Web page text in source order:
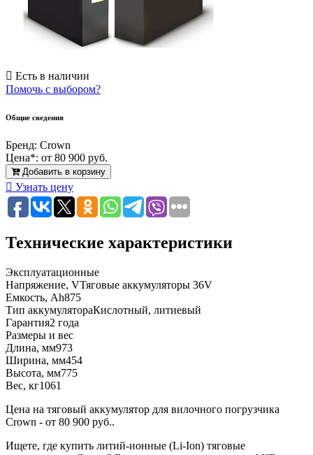
Есть в наличии
Помочь с выбором?
Общие сведения
Бренд: Crown
Цена*: от 80 900 руб.
Добавить в корзину
Узнать цену
Технические характеристики
Эксплуатационные
Напряжение, VТяговые аккумуляторы 36V
Емкость, Ah875
Тип аккумулятораКислотный, литиевый
Гарантия2 года
Размеры и вес
Длина, мм973
Ширина, мм454
Высота, мм775
Вес, кг1061
Цена на тяговый аккумулятор для вилочного погрузчика
Crown - от 80 900 руб..
Ищете, где купить литий-ионные (Li-Ion) тяговые